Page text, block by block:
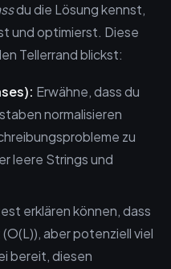
du die Lösung kennst,
und optimierst. Diese
Tellerrand blickst:
Erwähne, dass du
normalisieren
zu
leere Strings und
erklären können, dass
aber potenziell viel
bereit, diesen